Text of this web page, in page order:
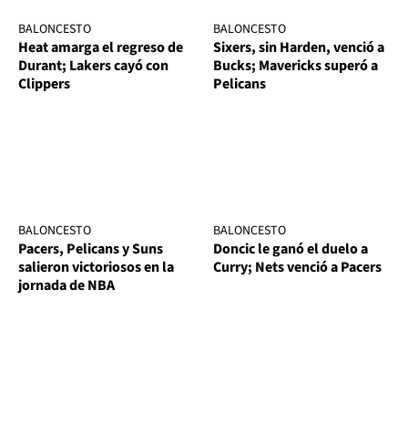
BALONCESTO
Heat amarga el regreso de
Durant; Lakers cayó con
Clippers
BALONCESTO
Sixers, sin Harden, venció a
Bucks; Mavericks superó a
Pelicans
BALONCESTO
Pacers, Pelicans y Suns
salieron victoriosos en la
jornada de NBA
BALONCESTO
Doncic le ganó el duelo a
Curry; Nets venció a Pacers